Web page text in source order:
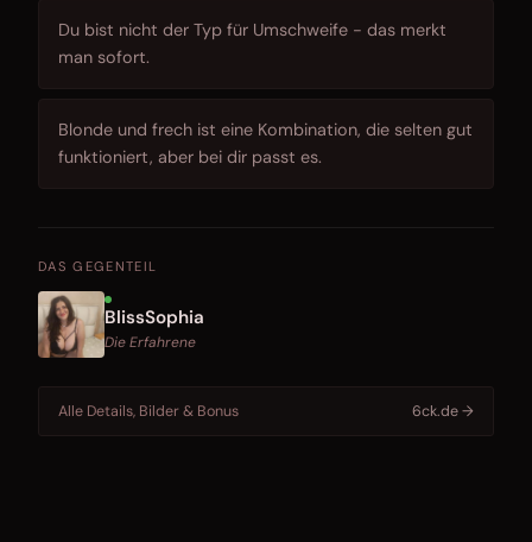
Du bist nicht der Typ für Umschweife - das merkt
man sofort.
Blonde und frech ist eine Kombination, die selten gut
funktioniert, aber bei dir passt es.
DAS GEGENTEIL
BlissSophia
Die Erfahrene
Alle Details, Bilder & Bonus 6ck.de →